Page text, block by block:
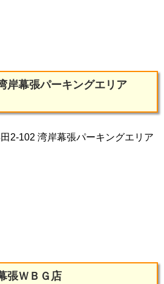
岸幕張パーキングエリア
2-102 湾岸幕張パーキングエリア
張ＷＢＧ店